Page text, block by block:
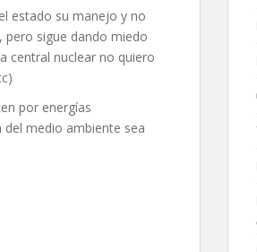
estado su manejo y no
sigue dando miedo
central nuclear no quiero
por energías
medio ambiente sea